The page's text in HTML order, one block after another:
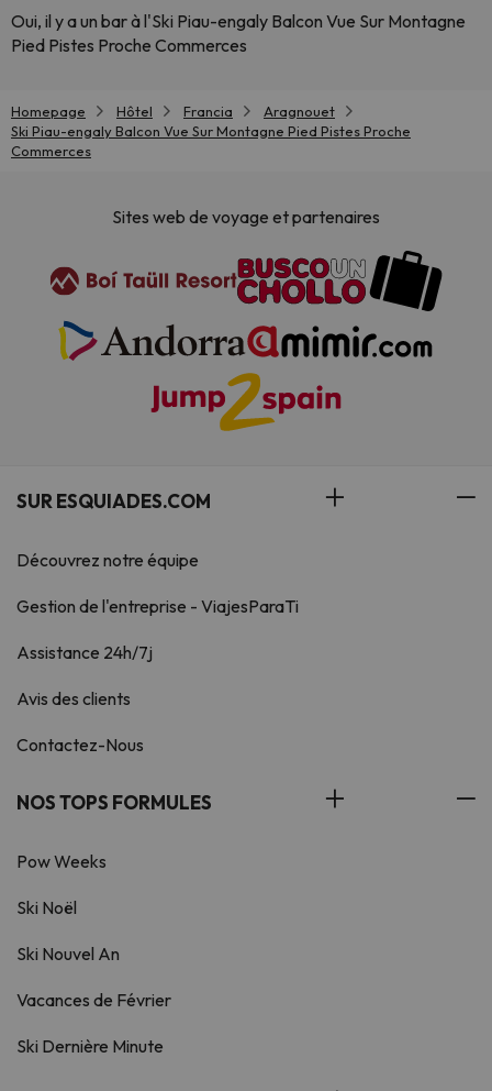
Oui, il y a un bar à l'Ski Piau-engaly Balcon Vue Sur Montagne
Pied Pistes Proche Commerces
Homepage Hôtel Francia
Aragnouet
Ski Piau-engaly Balcon Vue Sur Montagne Pied Pistes Proche
Commerces
Sites web de voyage et partenaires
SUR ESQUIADES.COM
Découvrez notre équipe
Gestion de l'entreprise - ViajesParaTi
Assistance 24h/7j
Avis des clients
Contactez-Nous
NOS TOPS FORMULES
Pow Weeks
Ski Noël
Ski Nouvel An
Vacances de Février
Ski Dernière Minute